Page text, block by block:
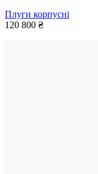
Плуги корпусні
120 800 ₴